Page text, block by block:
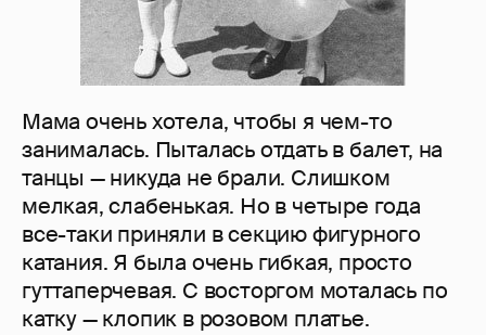
Мама очень хотела, чтобы я чем-то
занималась. Пыталась отдать в балет, на
танцы — никуда не брали. Слишком
мелкая, слабенькая. Но в четыре года
все-таки приняли в секцию фигурного
катания. Я была очень гибкая, просто
гуттаперчевая. С восторгом моталась по
катку — клопик в розовом платье.